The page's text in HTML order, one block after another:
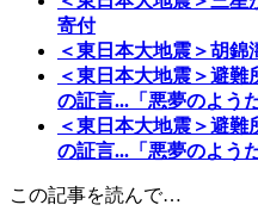
寄付
＜東日本大地震＞胡
＜東日本大地震＞避
の証言...「悪夢のよう
＜東日本大地震＞避
の証言...「悪夢のよう
この記事を読んで…